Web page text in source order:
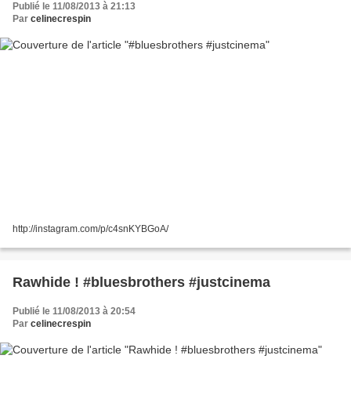
Publié le 11/08/2013 à 21:13
Par celinecrespin
http://instagram.com/p/c4snKYBGoA/
Rawhide ! #bluesbrothers #justcinema
Publié le 11/08/2013 à 20:54
Par celinecrespin